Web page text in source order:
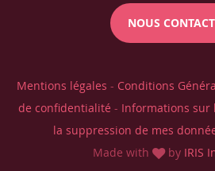
NOUS
Mentions légales - Conditions
de confidentialité - Informations sur
la suppression de mes
Made with
by IRIS